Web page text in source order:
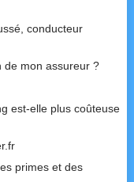
conducteur
de mon assureur ?
est-elle plus coûteuse
primes et des